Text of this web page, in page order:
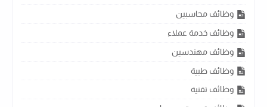
وظائف محاسبين
وظائف خدمة عملاء
وظائف مهندسين
وظائف طبية
وظائف تقنية